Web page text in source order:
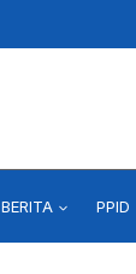
BERITA PPID